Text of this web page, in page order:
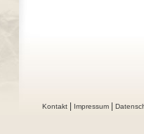
Kontakt Impressum